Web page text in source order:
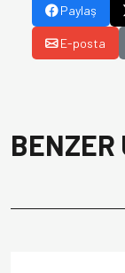
Paylaş
E-posta
BENZER